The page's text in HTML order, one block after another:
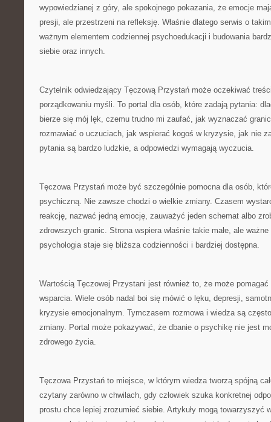
wypowiedzianej z góry, ale spokojnego pokazania, że emocje
presji, ale przestrzeni na refleksję. Właśnie dlatego serwis o
ważnym elementem codziennej psychoedukacji i budowania
siebie oraz innych.
Czytelnik odwiedzający Tęczową Przystań może oczekiwać
porządkowaniu myśli. To portal dla osób, które zadają pytania:
bierze się mój lęk, czemu trudno mi zaufać, jak wyznaczać
rozmawiać o uczuciach, jak wspierać kogoś w kryzysie, jak nie
pytania są bardzo ludzkie, a odpowiedzi wymagają wyczucia.
Tęczowa Przystań może być szczególnie pomocna dla osób,
psychiczną. Nie zawsze chodzi o wielkie zmiany. Czasem
reakcję, nazwać jedną emocję, zauważyć jeden schemat albo
zdrowszych granic. Strona wspiera właśnie takie małe, ale
psychologia staje się bliższa codzienności i bardziej dostępna.
Wartością Tęczowej Przystani jest również to, że może
wsparcia. Wiele osób nadal boi się mówić o lęku, depresji,
kryzysie emocjonalnym. Tymczasem rozmowa i wiedza są
zmiany. Portal może pokazywać, że dbanie o psychikę nie jest
zdrowego życia.
Tęczowa Przystań to miejsce, w którym wiedza tworzą spójną
czytany zarówno w chwilach, gdy człowiek szuka konkretnej
prostu chce lepiej zrozumieć siebie. Artykuły mogą towarzyszyć